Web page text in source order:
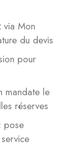
via Mon
du devis
pour
mandate le
réserves
: pose